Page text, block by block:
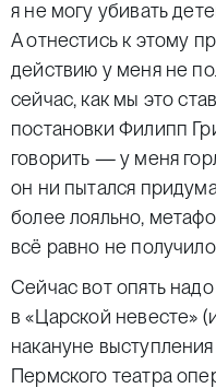
я не могу убивать
А отнестись к этому
действию у меня не
сейчас, как мы это
постановки Филипп
говорить — у меня
он ни пытался
более лояльно,
всё равно не
Сейчас вот опять
в «Царской невесте»
накануне
Пермского театра